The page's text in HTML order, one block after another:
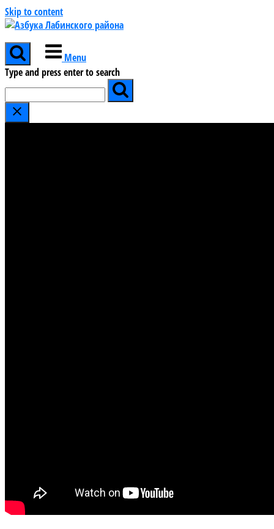
Skip to content
Menu
Type and press enter to search